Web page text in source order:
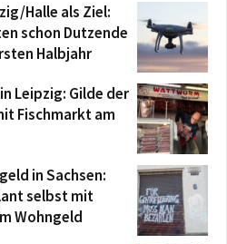
Halle als Ziel:
schon Dutzende
Halbjahr
Leipzig: Gilde der
Fischmarkt am
in Sachsen:
selbst mit
Wohngeld